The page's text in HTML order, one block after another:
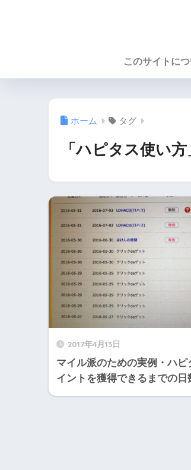
このサイトに
ホーム タグ
「ハピタス使い
2017年4月13日
マイル派のための実例・ハ
イントを獲得できるまでの日